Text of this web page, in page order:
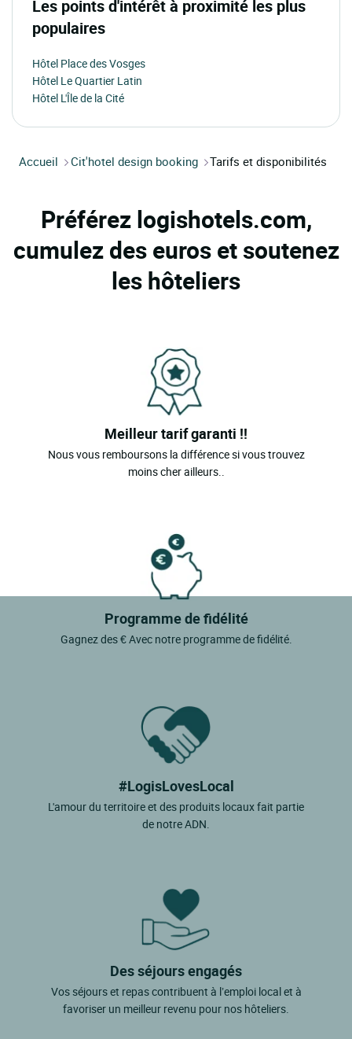
Les points d'intérêt à proximité les plus
populaires
Hôtel Place des Vosges
Hôtel Le Quartier Latin
Hôtel L'Île de la Cité
Accueil Cit'hotel design booking Tarifs et disponibilités
Préférez logishotels.com,
cumulez des euros et soutenez
les hôteliers
Meilleur tarif garanti !!
Nous vous remboursons la différence si vous trouvez
moins cher ailleurs..
Programme de fidélité
Gagnez des € Avec notre programme de fidélité.
#LogisLovesLocal
L'amour du territoire et des produits locaux fait partie
de notre ADN.
Des séjours engagés
Vos séjours et repas contribuent à l’emploi local et à
favoriser un meilleur revenu pour nos hôteliers.